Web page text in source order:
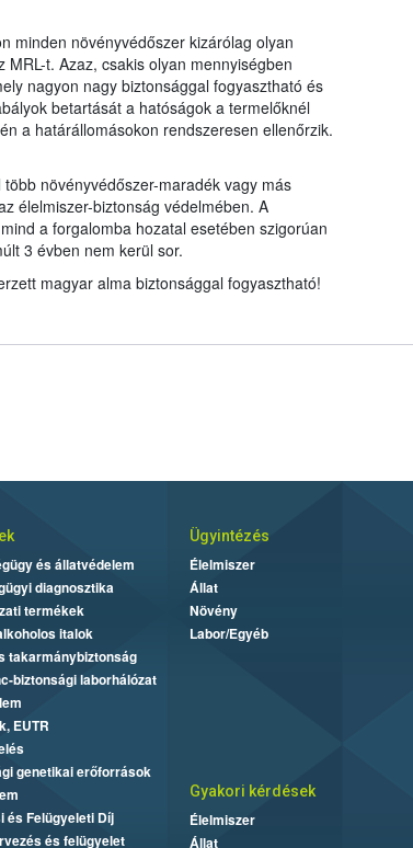
minden növényvédőszer kizárólag olyan
t. Azaz, csakis olyan mennyiségben
nagyon nagy biztonsággal fogyasztható és
betartását a hatóságok a termelőknél
a határállomásokon rendszeresen ellenőrzik.
növényvédőszer-maradék vagy más
élelmiszer-biztonság védelmében. A
a forgalomba hozatal esetében szigorúan
3 évben nem kerül sor.
magyar alma biztonsággal fogyasztható!
és állatvédelem
diagnosztika
termékek
italok
takarmánybiztonság
biztonsági laborhálózat
EUTR
genetikai erőforrások
és Felügyeleti Díj
és felügyelet
Ügyintézés
Élelmiszer
Állat
Növény
Labor/Egyéb
Gyakori kérdések
Élelmiszer
Állat